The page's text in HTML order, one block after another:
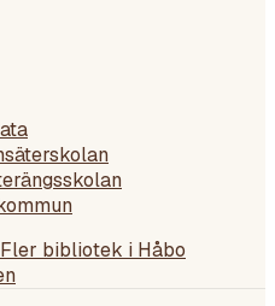
Fler bibliotek i Håbo